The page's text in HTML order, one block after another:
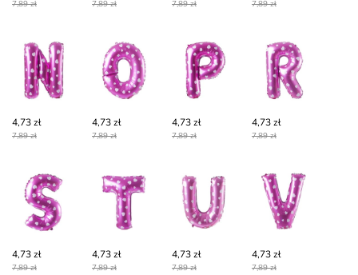
7,89 zł 7,89 zł 7,89 zł 7,89 zł
4,73 zł
7,89 zł
4,73 zł
7,89 zł
4,73 zł
7,89 zł
4,73 zł
7,89 zł
4,73 zł
7,89 zł
4,73 zł
7,89 zł
4,73 zł
7,89 zł
4,73 zł
7,89 zł